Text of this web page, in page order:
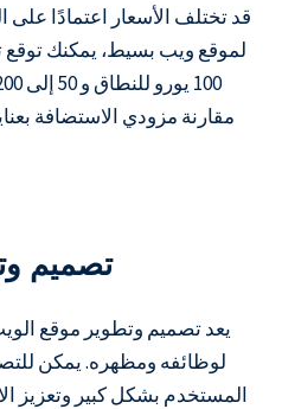
قد تختلف الأسعار اعتمادًا على
مقارنة مزودي الاستضافة
تصميم
يعد تصميم وتطوير موقع
لوظائفه ومظهره. يمكن
المستخدم بشكل كبير وتعزيز